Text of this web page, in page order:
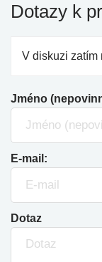
Dotazy k
V diskuzi zatím
Jméno
E-mail:
Dotaz